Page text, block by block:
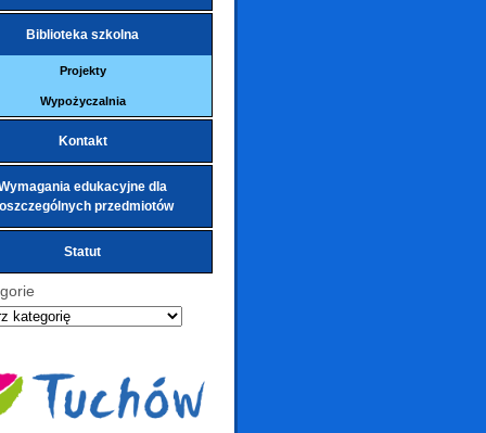
Biblioteka szkolna
Projekty
Wypożyczalnia
Kontakt
edukacyjne dla
przedmiotów
Statut